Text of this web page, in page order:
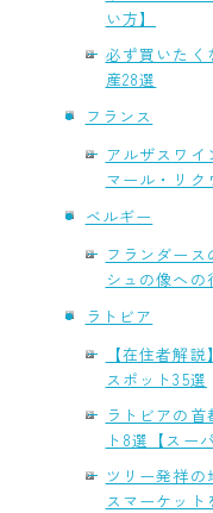
い方】
必ず買いたく
産28選
フランス
アルザスワ
マール・リク
ベルギー
フランダー
シュの像へ
ラトビア
【在住者解
スポット35選
ラトビアの
ト8選【スー
ツリー発祥
スマーケット